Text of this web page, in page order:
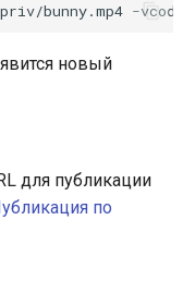
новый
для публикации
по